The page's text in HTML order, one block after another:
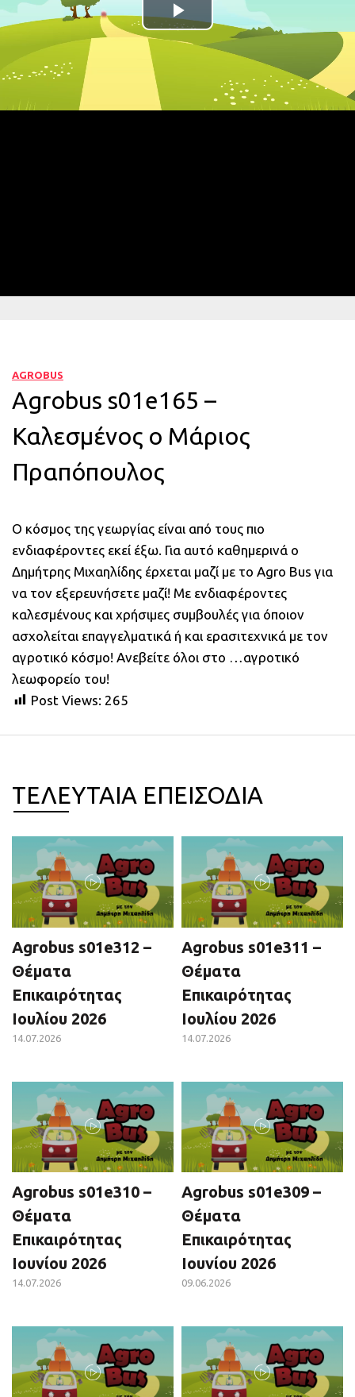
Play
Video
AGROBUS
Agrobus s01e165 –
Καλεσμένος ο Μάριος
Πραπόπουλος
Ο κόσμος της γεωργίας είναι από τους πιο
ενδιαφέροντες εκεί έξω. Για αυτό καθημερινά ο
Δημήτρης Μιχαηλίδης έρχεται μαζί με το Agro Bus για
να τον εξερευνήσετε μαζί! Με ενδιαφέροντες
καλεσμένους και χρήσιμες συμβουλές για όποιον
ασχολείται επαγγελματικά ή και ερασιτεχνικά με τον
αγροτικό κόσμο! Ανεβείτε όλοι στο …αγροτικό
λεωφορείο του!
Post Views: 265
ΤΕΛΕΥΤΑΙΑ ΕΠΕΙΣΟΔΙΑ
Agrobus s01e312 –
Θέματα
Επικαιρότητας
Ιουλίου 2026
14.07.2026
Agrobus s01e311 –
Θέματα
Επικαιρότητας
Ιουλίου 2026
14.07.2026
Agrobus s01e310 –
Θέματα
Επικαιρότητας
Ιουνίου 2026
14.07.2026
Agrobus s01e309 –
Θέματα
Επικαιρότητας
Ιουνίου 2026
09.06.2026